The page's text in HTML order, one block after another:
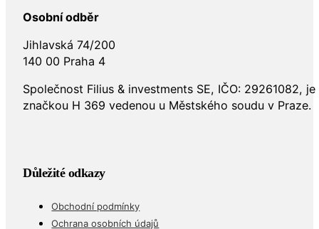
Osobní odběr
Jihlavská 74/200
140 00 Praha 4
Společnost Filius & investments SE, IČO: 29261082,
značkou H 369 vedenou u Městského soudu v Praze.
Důležité odkazy
Obchodní podmínky
Ochrana osobních údajů